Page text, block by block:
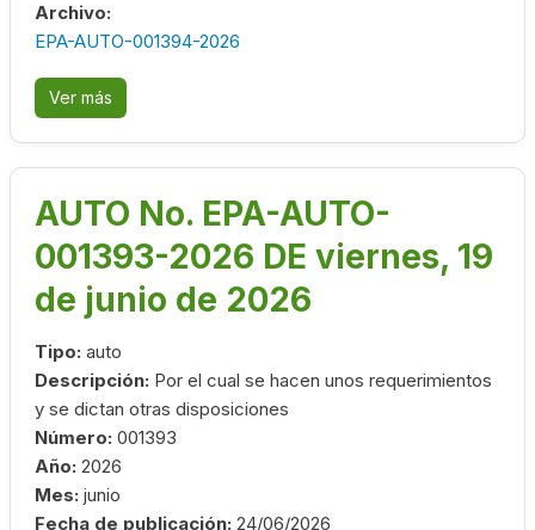
Archivo:
EPA-AUTO-001394-2026
Ver más
AUTO No. EPA-AUTO-
001393-2026 DE viernes, 19
de junio de 2026
Tipo: auto
Descripción: Por el cual se hacen unos requerimientos
y se dictan otras disposiciones
Número: 001393
Año: 2026
Mes: junio
Fecha de publicación: 24/06/2026